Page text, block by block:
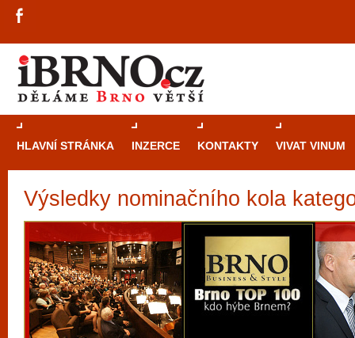
HLAVNÍ STRÁNKA INZERCE KONTAKTY VIVAT VINUM
Výsledky nominačního kola
Průvodce
Brně: Od
automaty
Brno je
zajímavé
restaurace,